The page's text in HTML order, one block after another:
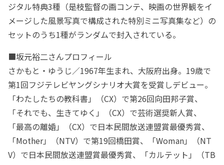
ジタル特典3種（是枝監督の画コンテ、映画の世界観をイ
メージした風景写真で構成された特別ミニ写真集など）の
セットのうち1種がランダムで封入されている。
■坂元裕二さんプロフィール
さかもと・ゆうじ／1967年生まれ、大阪府出身。19歳で
第1回フジテレビヤングシナリオ大賞を受賞しデビュー。
「わたしたちの教科書」（CX）で第26回向田邦子賞、
「それでも、生きてゆく」（CX）で芸術選奨新人賞、
「最高の離婚」（CX）で日本民間放送連盟賞最優秀賞、
「Mother」（NTV）で第19回橋田賞、「Woman」（NT
V）で日本民間放送連盟賞最優秀賞、「カルテット」（TB